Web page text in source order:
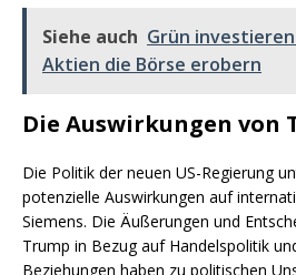
Siehe auch Grün
Aktien die Börse erobern
Die Auswirkungen von
Die Politik der neuen US-Regierung
potenzielle Auswirkungen auf
Siemens. Die Äußerungen und
Trump in Bezug auf Handelspolitik
Beziehungen haben zu politischen